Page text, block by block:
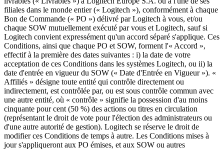
filiales dans le monde entier (« Logitech »), conformément à chaque
Bon de Commande (« PO ») délivré par Logitech à vous, et/ou
chaque SOW mutuellement exécuté par vous et Logitech, sauf si
Logitech convient expressément qu'un accord séparé s'applique. Ces
Conditions, ainsi que chaque PO et SOW, forment l'« Accord »,
effectif à la première des dates suivantes : i) la date de votre
acceptation de ces Conditions dans les systèmes Logitech, ou ii) la
date d'entrée en vigueur du SOW (« Date d'Entrée en Vigueur »). «
Affiliés » désigne toute entité qui contrôle directement ou
indirectement, est contrôlée par, ou est sous contrôle commun avec
une autre entité, où « contrôle » signifie la possession d'au moins
cinquante pour cent (50 %) des actions ou titres en circulation
(représentant le droit de vote pour l'élection des administrateurs ou
d'une autre autorité de gestion). Logitech se réserve le droit de
modifier ces Conditions de temps à autre. Les Conditions mises à
jour s'appliqueront aux PO émises, et aux SOW ou autres